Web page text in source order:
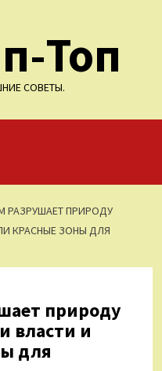
Топ
СОВЕТЫ.
РАЗРУШАЕТ ПРИРОДУ
КРАСНЫЕ ЗОНЫ ДЛЯ
природу
власти и
для